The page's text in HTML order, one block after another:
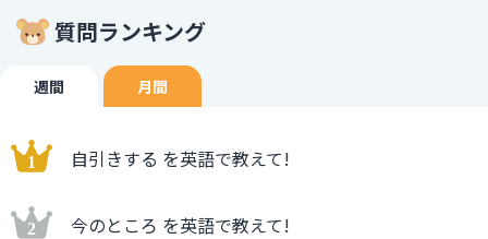
質問ランキング
週間 月間
自引きする を英語で教えて!
今のところ を英語で教えて!